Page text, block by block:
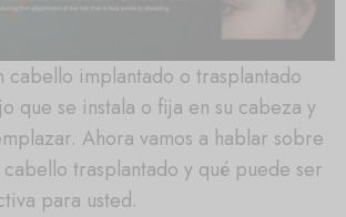
cabello implantado o trasplantado
que se instala o fija en su cabeza y
Ahora vamos a hablar sobre
cabello trasplantado y qué puede ser
para usted.